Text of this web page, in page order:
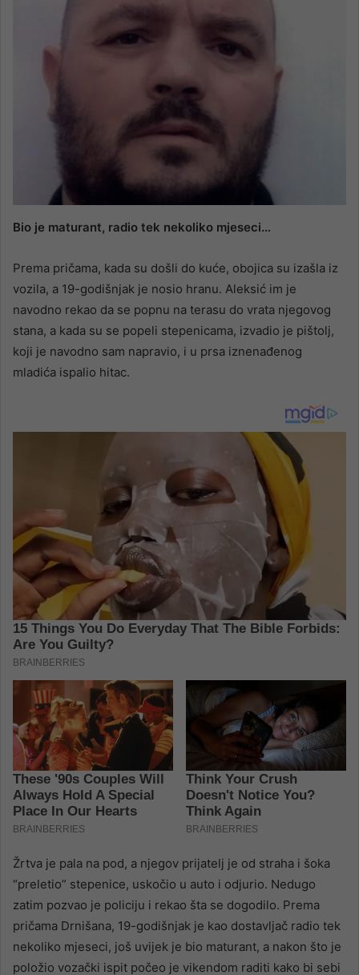
Bio je maturant, radio tek nekoliko mjeseci…
Prema pričama, kada su došli do kuće, obojica su izašla iz
vozila, a 19-godišnjak je nosio hranu. Aleksić im je
navodno rekao da se popnu na terasu do vrata njegovog
stana, a kada su se popeli stepenicama, izvadio je pištolj,
koji je navodno sam napravio, i u prsa iznenađenog
mladića ispalio hitac.
Žrtva je pala na pod, a njegov prijatelj je od straha i šoka
“preletio” stepenice, uskočio u auto i odjurio. Nedugo
zatim pozvao je policiju i rekao šta se dogodilo. Prema
pričama Drnišana, 19-godišnjak je kao dostavljač radio tek
nekoliko mjeseci, još uvijek je bio maturant, a nakon što je
položio vozački ispit počeo je vikendom raditi kako bi sebi